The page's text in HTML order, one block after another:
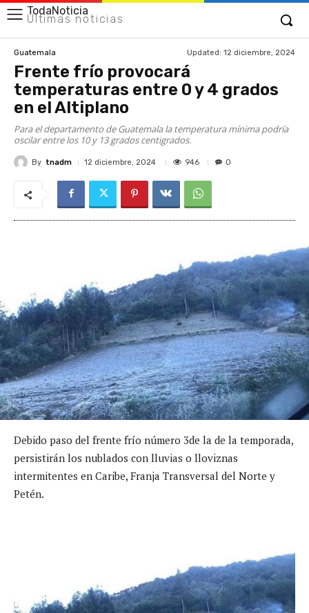
TodaNoticia
Últimas noticias
Guatemala Updated: 12 diciembre, 2024
Frente frío provocará
temperaturas entre 0 y 4 grados
en el Altiplano
Para el departamento de Guatemala la temperatura mínima podría
oscilar entre los 10 y 13 grados centigrados.
By tnadm 12 diciembre, 2024 946 0
Debido paso del frente frío número 3de la de la temporada,
persistirán los nublados con lluvias o lloviznas
intermitentes en Caribe, Franja Transversal del Norte y
Petén.